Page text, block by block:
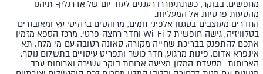
מחפשים. בבוקר, כשתתעוררו רעננים לעוד יום של אדרנלין- תיהנו
מהסעות פרטיות אל המעליות.
החדרים מעוצבים בסגנון אלפיני חמים, מרוהטים ברהיטי עץ ומאובזרים
בטלוויזיה, גישה חופשית ל-Wi-Fi וחדר רחצה פרטי. מרכז הספא מזמין
אתכם להתפנק בבריכת שחייה מקורה, סאונה רטובה עם מי מלח, תא
אינפרא אדום, פינות מרגוע, חדר כושר ותפריט עיסויים בתשלום נוסף.
הארוחות- מסעדת המלון מציעה ארוחת בוקר עשירה וארוחות ערב